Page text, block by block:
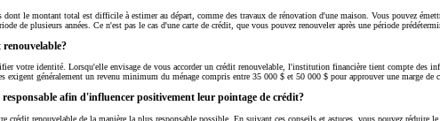
le montant total est difficile à estimer au départ, comme des travaux de rénovation d'une maison. Vous pouvez
de plusieurs années. Ce n'est pas le cas d'une carte de crédit, que vous pouvez renouveler après une période
votre identité. Lorsqu'elle envisage de vous accorder un crédit renouvelable, l'institution financière tient compte
exigent généralement un revenu minimum du ménage compris entre 35 000 $ et 50 000 $ pour approuver une marge de
afin d'influencer positivement leur pointage de crédit?
renouvelable de la manière la plus responsable possible. En suivant ces conseils et astuces, vous pouvez réduire